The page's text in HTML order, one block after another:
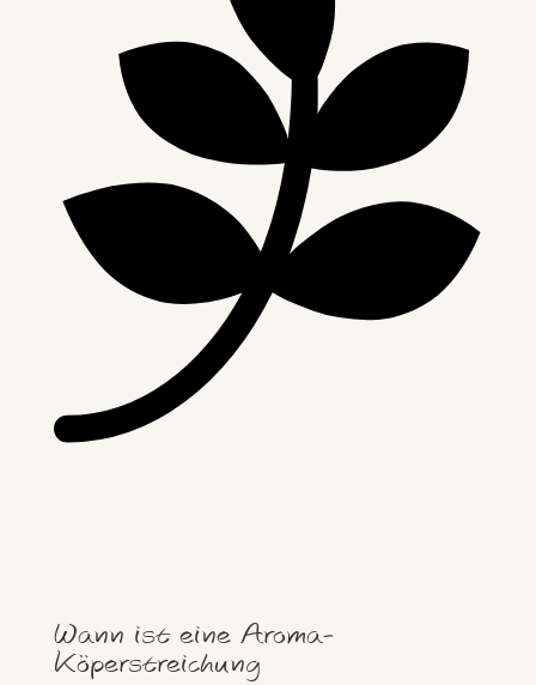
Wann ist eine Aroma-
Köperstreichung